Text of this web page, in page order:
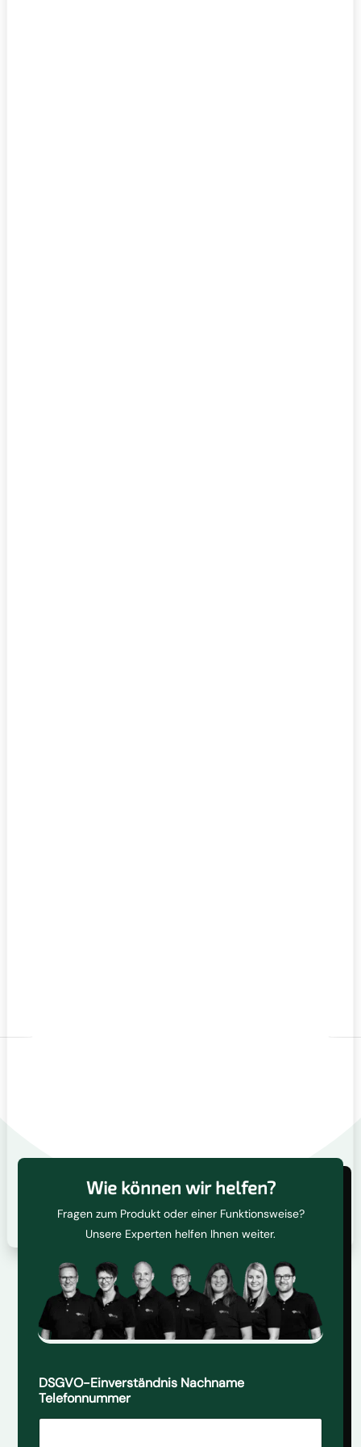
DSGVO-Einverständnis Nachname
Telefonnummer
Wie können wir helfen?
Fragen zum Produkt oder einer Funktionsweise?
Unsere Experten helfen Ihnen weiter.